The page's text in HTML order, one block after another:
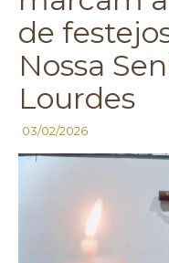
de
Nossa
Lourdes
03/02/2026